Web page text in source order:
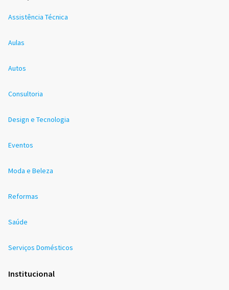
Assistência Técnica
Aulas
Autos
Consultoria
Design e Tecnologia
Eventos
Moda e Beleza
Reformas
Saúde
Serviços Domésticos
Institucional